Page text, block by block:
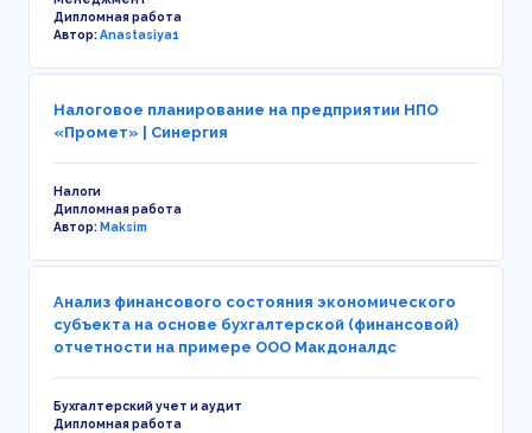
Дипломная работа
Автор:Anastasiya1
Налоговое планирование на предприятии НПО
«Промет» | Синергия
Налоги
Дипломная работа
Автор:Maksim
Анализ финансового состояния экономического
субъекта на основе бухгалтерской (финансовой)
отчетности на примере ООО Макдоналдс
Бухгалтерский учет и аудит
Дипломная работа